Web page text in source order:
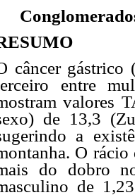
câncer gástrico
entre
valores
de 13,3
a
O rácio
do dobro
de